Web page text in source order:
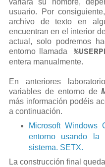
variará su nombre,
usuario. Por
archivo de texto en
encuentran en el interior
actual, solo podremos
entorno llamada
entera manualmente.
En anteriores
variables de entorno de
más información podéis
a continuación.
Microsoft Windows
entorno usando la
sistema. SETX.
La construcción final